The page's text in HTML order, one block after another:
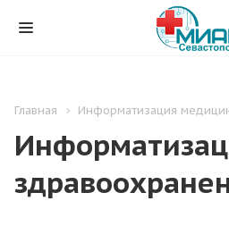
Главная Информатизация